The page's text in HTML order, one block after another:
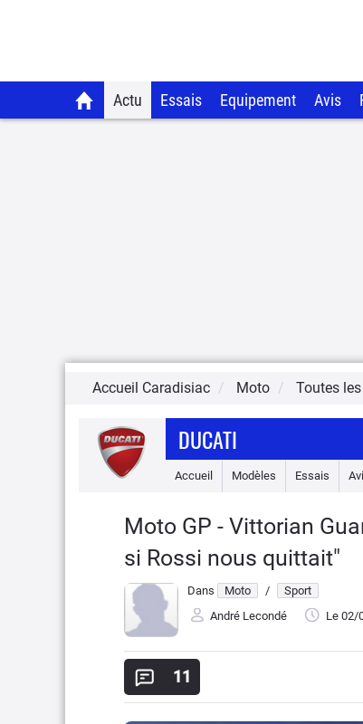
Actu Essais Equipement Avis
Accueil Caradisiac Moto Toutes
DUCATI
Accueil Modèles Essais
Moto GP - Vittorian
si Rossi nous quittait"
Dans Moto /
Sport
André Lecondé
Le 02/
11